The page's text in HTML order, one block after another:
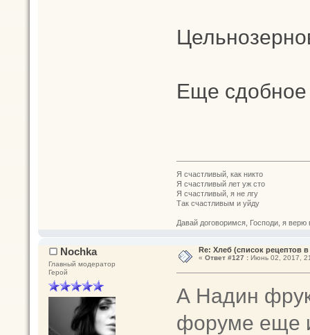
Еще
Я счастливый, как никто
Я счастливый лет уж сто
Я счастливый, я не лгу
Так счастливым и уйду
Давай договоримся, Господи, я
Nochka
Главный модератор
Герой
Re: Хлеб (список рецептов
« Ответ #127 :Июнь 02, 2017,
А Надин
форуме еще